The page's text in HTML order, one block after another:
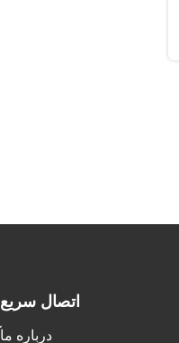
اتصال سریع
درباره ما